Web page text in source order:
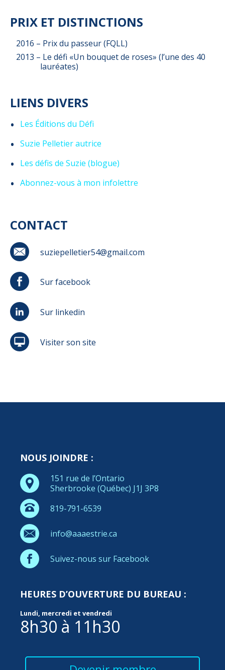
PRIX ET DISTINCTIONS
2016 – Prix du passeur (FQLL)
2013 – Le défi «Un bouquet de roses» (l’une des 40
lauréates)
LIENS DIVERS
Les Éditions du Défi
Suzie Pelletier autrice
Les défis de Suzie (blogue)
Abonnez-vous à mon infolettre
CONTACT
suziepelletier54@gmail.com
Sur facebook
Sur linkedin
Visiter son site
NOUS JOINDRE :
151 rue de l’Ontario
Sherbrooke (Québec) J1J 3P8
819-791-6539
info@aaaestrie.ca
Suivez-nous sur Facebook
HEURES D’OUVERTURE DU BUREAU :
Lundi, mercredi et vendredi
8h30 à 11h30